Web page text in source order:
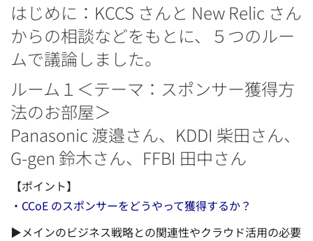
はじめに：KCCS さんと New Relic さん
からの相談などをもとに、５つのルー
ムで議論しました。
ルーム１＜テーマ：スポンサー獲得方
法のお部屋＞
Panasonic 渡邉さん、KDDI 柴田さん、
G-gen 鈴木さん、FFBI 田中さん
【ポイント】
・CCoE のスポンサーをどうやって獲得するか？
▶メインのビジネス戦略との関連性やクラウド活用の必要